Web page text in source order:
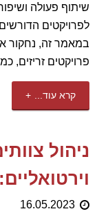
שיתוף פעולה
לפרויקטים
במאמר זה, נחקור
פרויקטים זריזים,
קרא עוד...
ניהול
16.05.2023